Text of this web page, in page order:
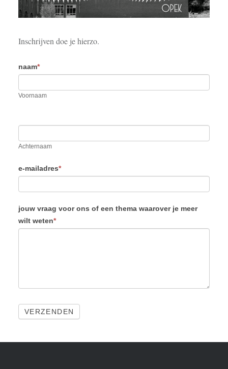
Inschrijven doe je hierzo.
opening
naam*
Voornaam
Achternaam
e-mailadres*
jouw vraag voor ons of een thema waarover je meer
wilt weten*
VERZENDEN